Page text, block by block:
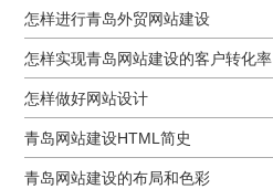
怎样进行青岛外贸网站建设
怎样实现青岛网站建设的客户转化率
怎样做好网站设计
青岛网站建设HTML简史
青岛网站建设的布局和色彩